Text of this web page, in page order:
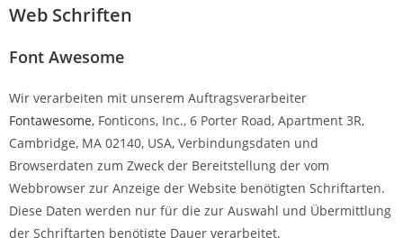
Web Schriften
Font Awesome
Wir verarbeiten mit unserem Auftragsverarbeiter
Fontawesome, Fonticons, Inc., 6 Porter Road, Apartment 3R,
Cambridge, MA 02140, USA, Verbindungsdaten und
Browserdaten zum Zweck der Bereitstellung der vom
Webbrowser zur Anzeige der Website benötigten Schriftarten.
Diese Daten werden nur für die zur Auswahl und Übermittlung
der Schriftarten benötigte Dauer verarbeitet.